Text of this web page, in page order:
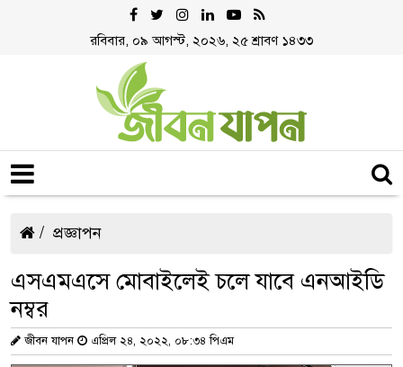
রবিবার, ০৯ আগস্ট, ২০২৬, ২৫ শ্রাবণ ১৪৩৩
প্রজ্ঞাপন
এসএমএসে মোবাইলেই চলে যাবে এনআইডি
নম্বর
জীবন যাপন এপ্রিল ২৪, ২০২২, ০৮:৩৪ পিএম